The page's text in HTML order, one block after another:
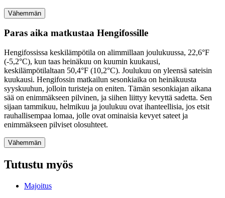
Vähemmän
Paras aika matkustaa Hengifossille
Hengifossissa keskilämpötila on alimmillaan joulukuussa, 22,6°F
(-5,2°C), kun taas heinäkuu on kuumin kuukausi,
keskilämpötilaltaan 50,4°F (10,2°C). Joulukuu on yleensä sateisin
kuukausi. Hengifossin matkailun sesonkiaika on heinäkuusta
syyskuuhun, jolloin turisteja on eniten. Tämän sesonkiajan aikana
sää on enimmäkseen pilvinen, ja siihen liittyy kevyttä sadetta. Sen
sijaan tammikuu, helmikuu ja joulukuu ovat ihanteellisia, jos etsit
rauhallisempaa lomaa, jolle ovat ominaisia kevyet sateet ja
enimmäkseen pilviset olosuhteet.
Vähemmän
Tutustu myös
Majoitus